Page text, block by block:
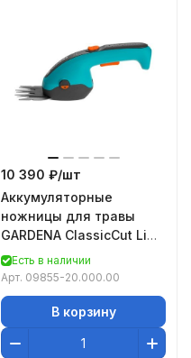
10 390 ₽/шт
Аккумуляторные
ножницы для травы
GARDENA ClassicCut Li
09855-20.000.00
Есть в наличии
Арт. 09855-20.000.00
В корзину